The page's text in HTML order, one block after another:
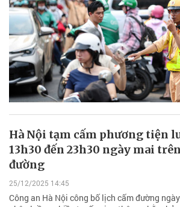
Hà Nội tạm cấm phương tiện
13h30 đến 23h30 ngày mai
đường
25/12/2025 14:45
Công an Hà Nội công bố lịch cấm đường